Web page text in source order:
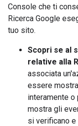
Console che ti
Ricerca Google
tuo sito.
Scopri se al
relative alla
associata
essere
interamente o
mostra gli
si verificano